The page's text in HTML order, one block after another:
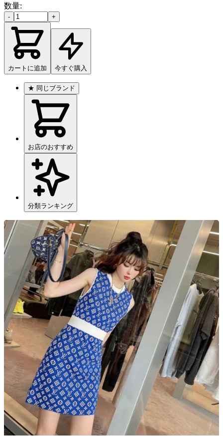
数量:
- +
カートに追加 今すぐ購入
★ 同じブランド
お店のおすすめ
分類ランキング